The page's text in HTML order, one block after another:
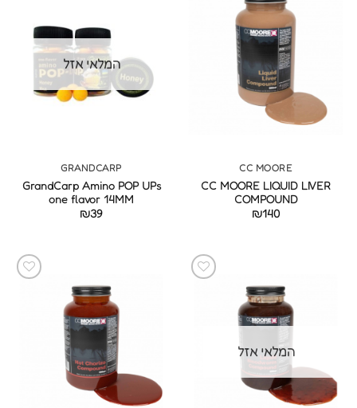
CC MOORE
CC MOORE LIQUID LIVER
COMPOUND
₪140
המלאי אזל
GRANDCARP
GrandCarp Amino POP UPs
one flavor 14MM
₪39
המלאי אזל